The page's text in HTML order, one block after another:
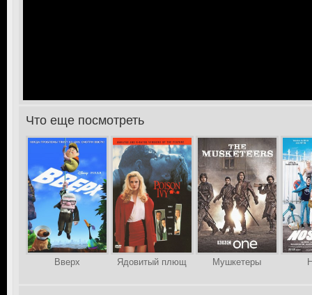
>Что еще посмотреть
Вверх Ядовитый плющ Мушкетеры